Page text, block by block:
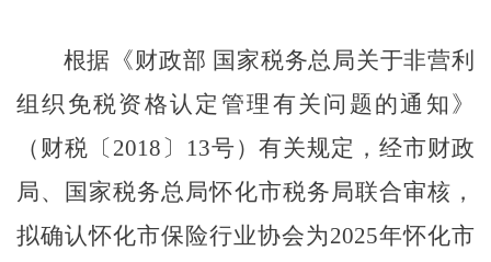
根据《财政部 国家税务总局关于非营利
组织免税资格认定管理有关问题的通知》
（财税〔 2018〕13号）有关规定，经市财政
局、国家税务总局怀化市税务局联合审核，
拟确认怀化市保险行业协会为2025年怀化市